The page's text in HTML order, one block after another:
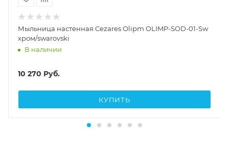
Мыльница настенная Cezares Olipm OLIMP-SOD-01-Sw
хром/swarovski
В наличии
10 270 Руб.
КУПИТЬ